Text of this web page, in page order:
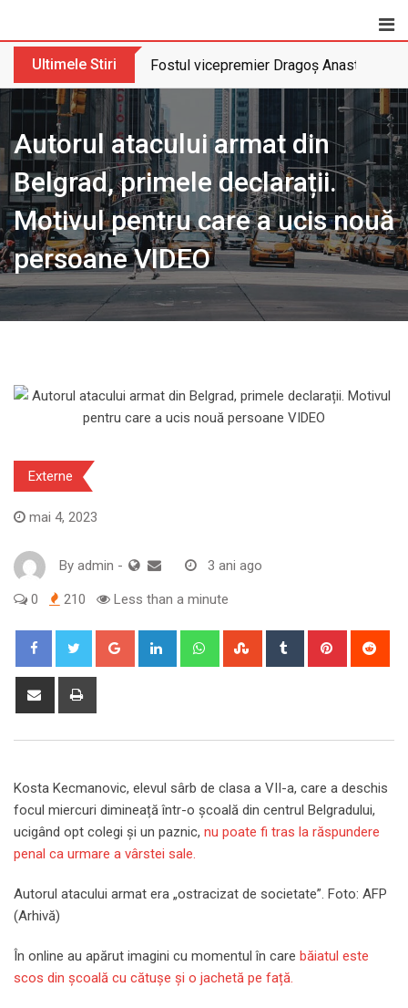
Ultimele Stiri Fostul vicepremier Dragoș Anastasiu
Autorul atacului armat din
Belgrad, primele declarații.
Motivul pentru care a ucis nouă
persoane VIDEO
Externe
mai 4, 2023
By admin - 3 ani ago
0 210 Less than a minute
Google+ LinkedIn WhatsappStumbleUpon
Tumblr Pinterest
Share
Kosta Kecmanovic, elevul sârb de clasa a VII-a, care a deschis
focul miercuri dimineață într-o școală din centrul Belgradului,
ucigând opt colegi și un paznic, nu poate fi tras la răspundere
penal ca urmare a vârstei sale.
Autorul atacului armat era „ostracizat de societate”. Foto: AFP
(Arhivă)
În online au apărut imagini cu momentul în care băiatul este
scos din școală cu cătușe și o jachetă pe față.